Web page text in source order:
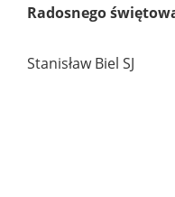
Radosnego
Stanisław Biel SJ